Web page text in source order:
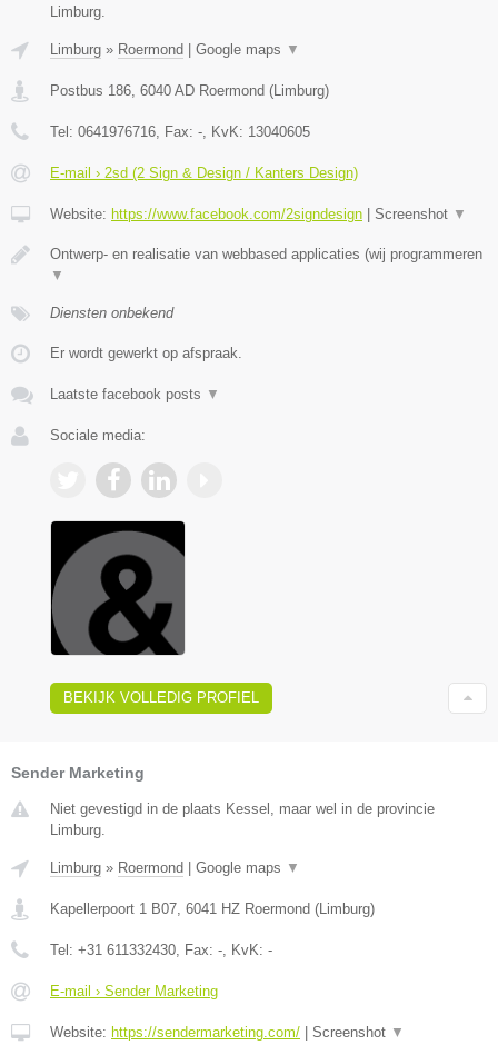
Limburg.
Limburg » Roermond Google maps ▼
Postbus 186 6040 AD Roermond ( Limburg)
Tel: 0641976716 , Fax: - , KvK: 13040605
E-mail › 2sd (2 Sign & Design / Kanters Design)
Website: https://www.facebook.com/2signdesign Screenshot ▼
Ontwerp- en realisatie van webbased applicaties (wij programmeren
▼
Diensten onbekend
Er wordt gewerkt op afspraak.
Laatste facebook posts ▼
Sociale media:
BEKIJK VOLLEDIG PROFIEL
Sender Marketing
Niet gevestigd in de plaats Kessel, maar wel in de provincie
Limburg.
Limburg » Roermond Google maps ▼
Kapellerpoort 1 B07 6041 HZ Roermond ( Limburg)
Tel: +31 611332430 , Fax: - , KvK: -
E-mail › Sender Marketing
Website: https://sendermarketing.com/ Screenshot ▼